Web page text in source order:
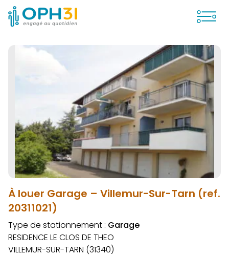
À louer Garage – Villemur-Sur-Tarn (ref.
20311021)
Type de stationnement : Garage
RESIDENCE LE CLOS DE THEO
VILLEMUR-SUR-TARN (31340)